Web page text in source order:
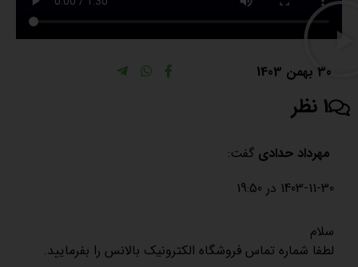
30 بهمن 1403
1 نظر
مهرداد حدادی گفت:
1403-11-30 در 19:50
سلام
لطفا شماره تماس فروشگاه الکترونیک بالانس را بفرمایید.